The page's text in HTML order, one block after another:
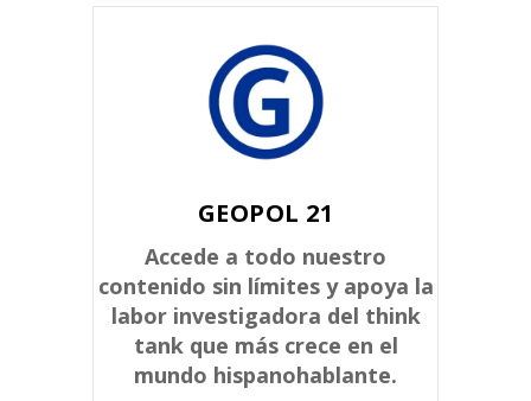
GEOPOL 21
Accede a todo nuestro
contenido sin límites y apoya la
labor investigadora del think
tank que más crece en el
mundo hispanohablante.